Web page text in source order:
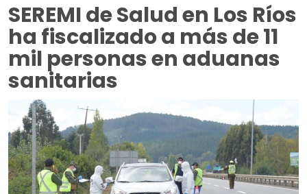
SEREMI de Salud en Los Ríos
ha fiscalizado a más de 11
mil personas en aduanas
sanitarias